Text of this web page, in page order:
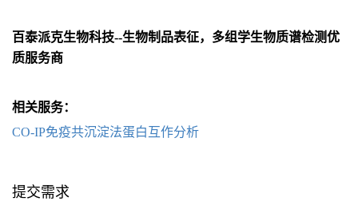
百泰派克生物科技--生物制品表征，多组学生物质谱检测优
质服务商
相关服务：
CO-IP免疫共沉淀法蛋白互作分析
提交需求